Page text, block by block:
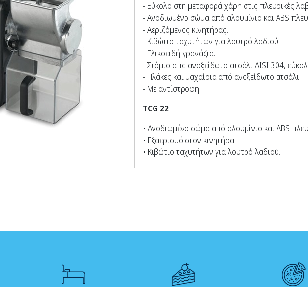
- Εύκολο στη μεταφορά χάρη στις πλευρικές
- Ανοδιωμένο σώμα από αλουμίνιο και ABS
- Αεριζόμενος κινητήρας.
- Κιβώτιο ταχυτήτων για λουτρό λαδιού.
- Ελικοειδή γρανάζια.
- Στόμιο απο ανοξείδωτο ατσάλι AISI 304,
- Πλάκες και μαχαίρια από ανοξείδωτο ατσάλι.
- Με αντίστροφη.
TCG 22
• Ανοδιωμένο σώμα από αλουμίνιο και ABS
• Εξαερισμό στον κινητήρα.
• Κιβώτιο ταχυτήτων για λουτρό λαδιού.